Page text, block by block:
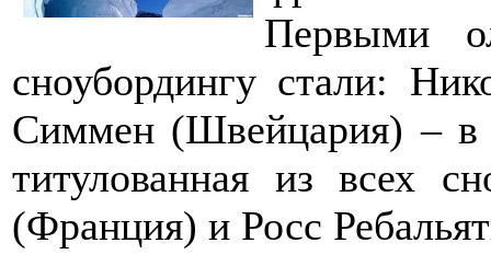
Первыми
сноубордингу стали:
Симмен (Швейцария) – в
титулованная из всех
(Франция) и Росс